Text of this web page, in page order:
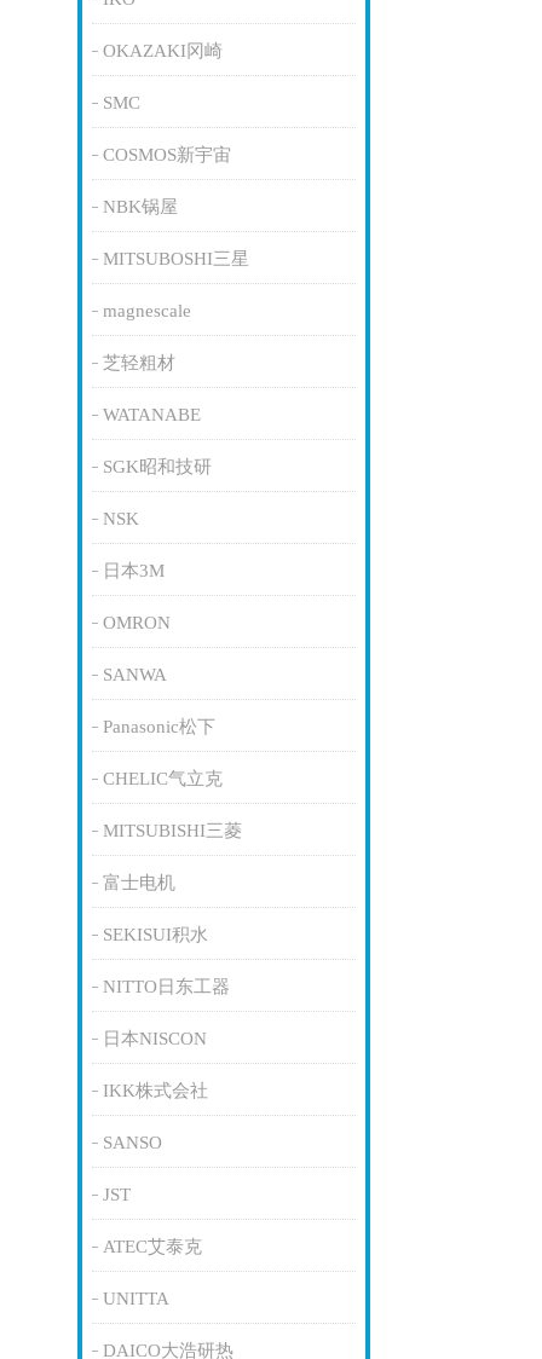
OKAZAKI冈崎
SMC
COSMOS新宇宙
NBK锅屋
MITSUBOSHI三星
magnescale
芝轻粗材
WATANABE
SGK昭和技研
NSK
日本3M
OMRON
SANWA
Panasonic松下
CHELIC气立克
MITSUBISHI三菱
富士电机
SEKISUI积水
NITTO日东工器
日本NISCON
IKK株式会社
SANSO
JST
ATEC艾泰克
UNITTA
DAICO大浩研热